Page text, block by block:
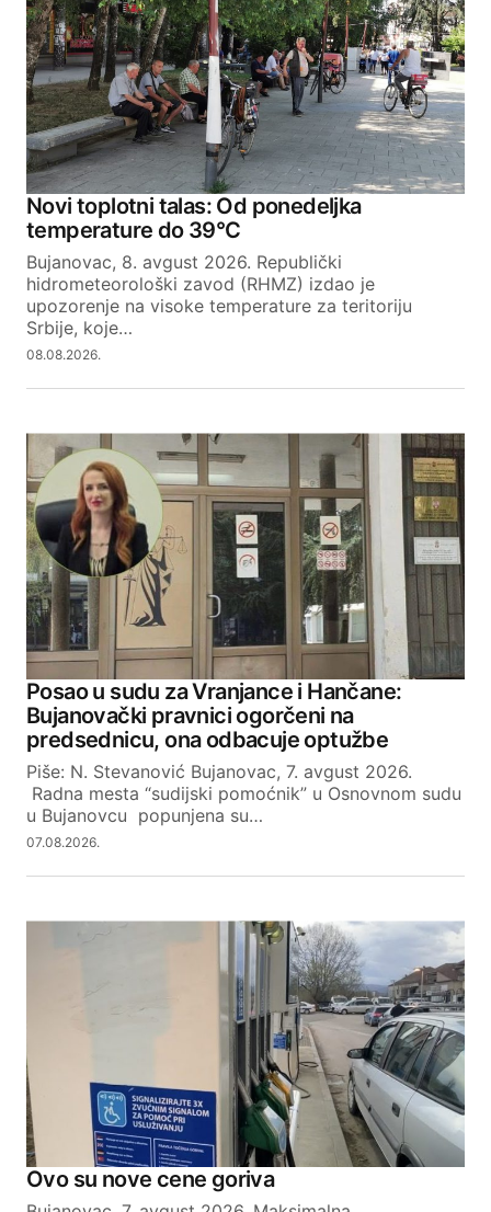
Novi toplotni talas: Od ponedeljka
temperature do 39°C
Bujanovac, 8. avgust 2026. Republički
hidrometeorološki zavod (RHMZ) izdao je
upozorenje na visoke temperature za teritoriju
Srbije, koje…
08.08.2026.
Posao u sudu za Vranjance i Hančane:
Bujanovački pravnici ogorčeni na
predsednicu, ona odbacuje optužbe
Piše: N. Stevanović Bujanovac, 7. avgust 2026.
Radna mesta “sudijski pomoćnik” u Osnovnom sudu
u Bujanovcu popunjena su…
07.08.2026.
Ovo su nove cene goriva